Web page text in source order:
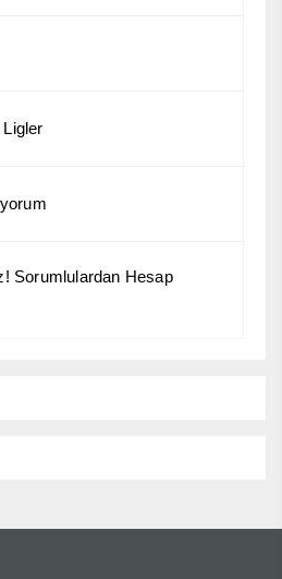
Sorumlulardan Hesap